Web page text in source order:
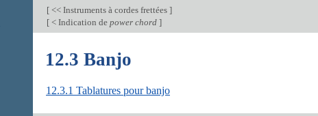
[ << Instruments à cordes frettées ]
[ < Indication de power chord ]
12.3 Banjo
12.3.1 Tablatures pour banjo